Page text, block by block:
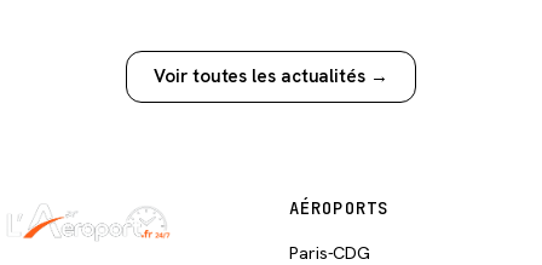
Voir toutes les actualités →
AÉROPORTS
Paris-CDG